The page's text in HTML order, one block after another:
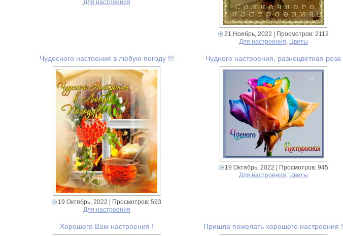
Для настроения
21 Ноябрь, 2022 | Просмотров: 2112
Для настроения, Цветы
Чудесного настоения в любую погоду !!!
19 Октябрь, 2022
| Просмотров: 593
Для настроения
Чудного настроения, разноцветная роза
19 Октябрь, 2022 | Просмотров: 945
Для настроения Цветы
Хорошего Вам настроения ! Пришла пожелать хорошего настроения !